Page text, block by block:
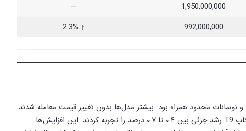
1,950,000,000
—
992,000,000
↑ 2.3%
موتور در روز ۶ مهر ۱۴۰۴ با ثبات نسبی و نوسانات محدود همراه بود. بیشتر مدل‌ها بدون تغییر قیمت معامله شدند
و تنها کراس‌اوورهای پرتقاضا مانند KMC J7، KMC X5 و پیکاپ T9 رشد جزئی بین ۰.۴ تا ۰.۷ درصد را تجربه کردند. این افزایش‌ها